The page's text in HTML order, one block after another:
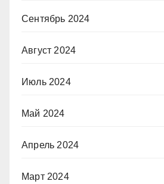
Сентябрь 2024
Август 2024
Июль 2024
Май 2024
Апрель 2024
Март 2024